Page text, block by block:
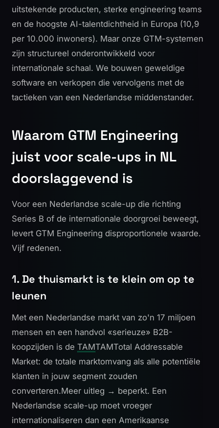
uitstekende producten, sterke engineering teams
en de hoogste AI-talentdichtheid in Europa (10,9
per 10.000 inwoners). Maar onze GTM-systemen
zijn structureel onderontwikkeld voor
internationale schaal. We bouwen geweldige
software en verkopen die vervolgens met de
tactieken van een Nederlandse middenstander.
Waarom GTM Engineering
juist voor scale-ups in NL
doorslaggevend is
Voor een Nederlandse scale-up die richting
Series B of de internationale doorgroei beweegt,
levert GTM Engineering disproportionele waarde.
Vijf redenen.
1. De thuismarkt is te klein om op te
leunen
Met een Nederlandse markt van zo'n 17 miljoen
mensen en een handvol «serieuze» B2B-
koopzijden is de TAMTAMTotal Addressable
Market: de totale marktomvang als alle potentiële
klanten in jouw segment zouden
converteren.Meer uitleg → beperkt. Een
Nederlandse scale-up moet vroeger
internationaliseren dan een Amerikaanse